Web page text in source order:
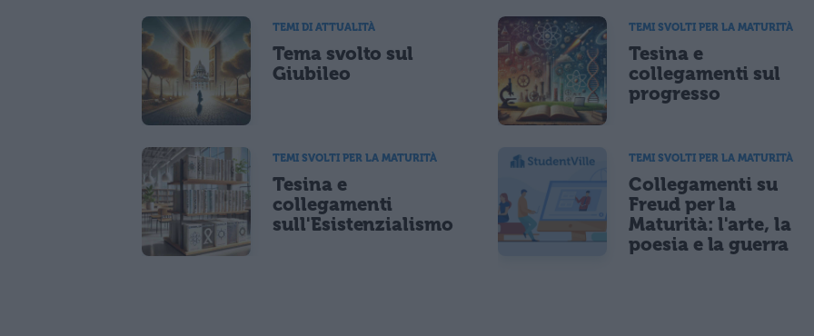
TEMI DI ATTUALITÀ
Tema svolto sul
Giubileo
TEMI SVOLTI PER LA MATURITÀ
Tesina e
collegamenti sul
progresso
TEMI SVOLTI PER LA MATURITÀ
Tesina e
collegamenti
sull'Esistenzialismo
TEMI SVOLTI PER LA MATURITÀ
Collegamenti su
Freud per la
Maturità: l'arte, la
poesia e la guerra